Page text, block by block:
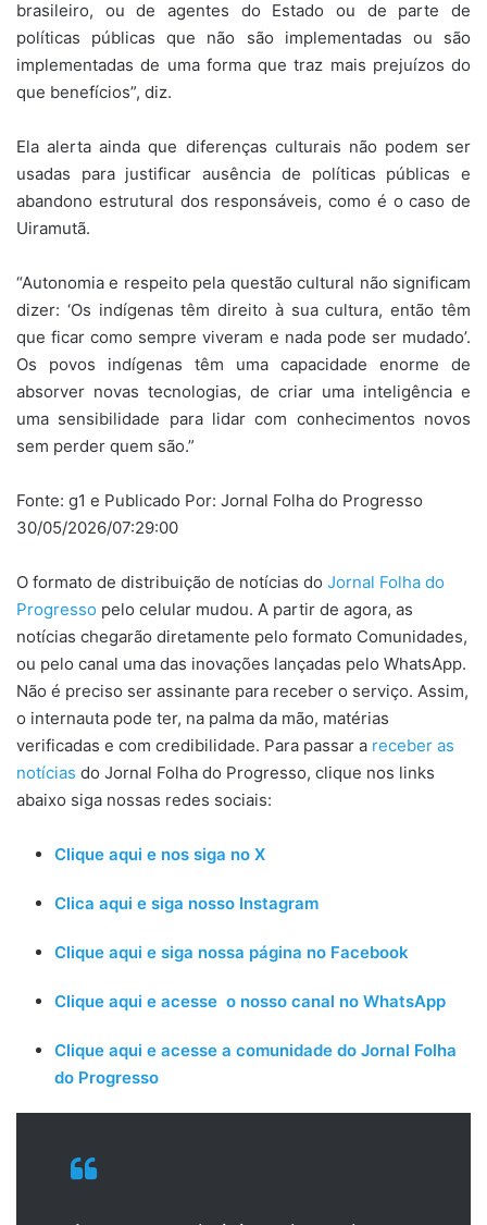
brasileiro, ou de agentes do Estado ou de parte de
políticas públicas que não são implementadas ou são
implementadas de uma forma que traz mais prejuízos do
que benefícios”, diz.
Ela alerta ainda que diferenças culturais não podem ser
usadas para justificar ausência de políticas públicas e
abandono estrutural dos responsáveis, como é o caso de
Uiramutã.
“Autonomia e respeito pela questão cultural não significam
dizer: ‘Os indígenas têm direito à sua cultura, então têm
que ficar como sempre viveram e nada pode ser mudado’.
Os povos indígenas têm uma capacidade enorme de
absorver novas tecnologias, de criar uma inteligência e
uma sensibilidade para lidar com conhecimentos novos
sem perder quem são.”
Fonte: g1 e Publicado Por: Jornal Folha do Progresso
30/05/2026/07:29:00
O formato de distribuição de notícias do Jornal Folha do
Progresso pelo celular mudou. A partir de agora, as
notícias chegarão diretamente pelo formato Comunidades,
ou pelo canal uma das inovações lançadas pelo WhatsApp.
Não é preciso ser assinante para receber o serviço. Assim,
o internauta pode ter, na palma da mão, matérias
verificadas e com credibilidade. Para passar a receber as
notícias do Jornal Folha do Progresso, clique nos links
abaixo siga nossas redes sociais:
Clique aqui e nos siga no X
Clica aqui e siga nosso Instagram
Clique aqui e siga nossa página no Facebook
Clique aqui e acesse o nosso canal no WhatsApp
Clique aqui e acesse a comunidade do Jornal Folha
do Progresso